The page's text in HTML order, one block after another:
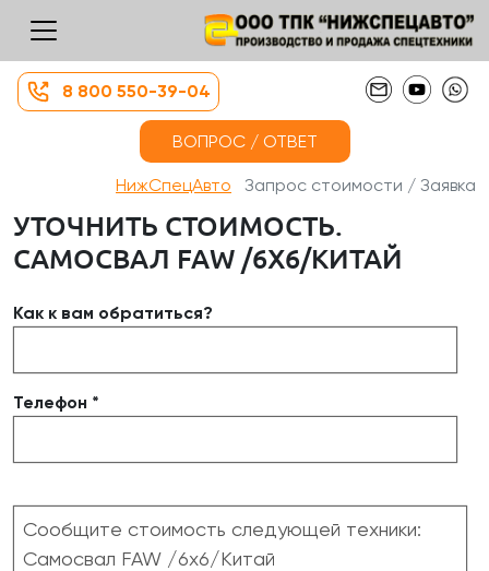
8 800 550-39-04
ВОПРОС / ОТВЕТ
НижСпецАвто Запрос стоимости / Заявка
УТОЧНИТЬ СТОИМОСТЬ.
САМОСВАЛ FAW /6Х6/КИТАЙ
Как к вам обратиться?
Телефон *